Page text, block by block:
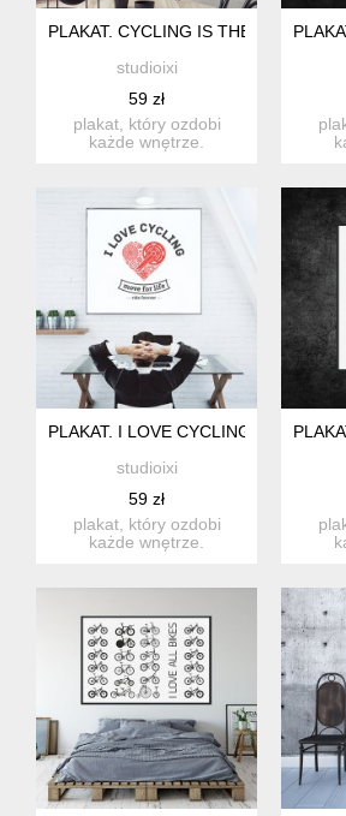
PLAKAT. CYCLING IS THE BEST
studioixi
59 zł
plakat, który ozdobi
każde wnętrze.
PLAKAT. I LOVE CYCLING, FORMAT
studioixi
59 zł
plakat, który ozdobi
każde wnętrze.